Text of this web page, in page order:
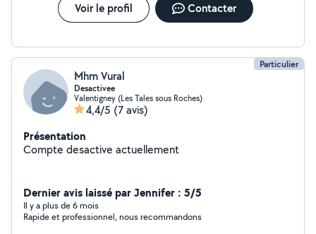
Voir le profil Contacter
Particulier
Mhm Vural
Desactivee
Valentigney (Les Tales sous Roches)
4,4/5 (7 avis)
Présentation
Compte desactive actuellement
Dernier avis laissé par Jennifer : 5/5
Il y a plus de 6 mois
Rapide et professionnel, nous recommandons